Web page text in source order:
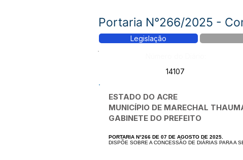
Portaria N°266/2025 -
Legislação
14107
ESTADO DO ACRE
MUNICÍPIO DE MARECHAL
GABINETE DO PREFEITO
PORTARIA N°266 DE 07 DE AGOSTO DE 2025.
DISPÕE SOBRE A CONCESSÃO DE DIÁRIAS PARA A